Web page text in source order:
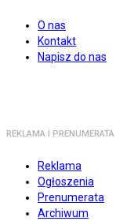
O nas
Kontakt
Napisz do nas
REKLAMA I PRENUMERATA
Reklama
Ogłoszenia
Prenumerata
Archiwum